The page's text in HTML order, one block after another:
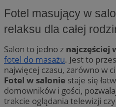
Fotel masujący w
relaksu dla całej
Salon to jedno z najczęściej
fotel do masażu. Jest to
najwięcej czasu, zarówno w
Fotel w salonie staje się
domowników i gości,
trakcie oglądania telewizji